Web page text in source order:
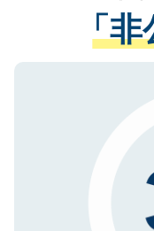
管理基準を
る、プライ
で、機密保
させていた
ない方には
ので、まず
「